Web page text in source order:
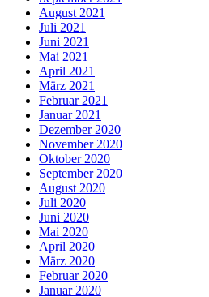
August 2021
Juli 2021
Juni 2021
Mai 2021
April 2021
März 2021
Februar 2021
Januar 2021
Dezember 2020
November 2020
Oktober 2020
September 2020
August 2020
Juli 2020
Juni 2020
Mai 2020
April 2020
März 2020
Februar 2020
Januar 2020